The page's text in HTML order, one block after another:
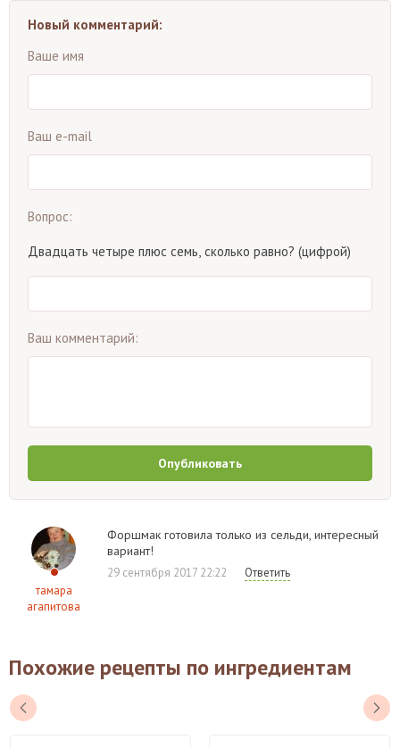
Новый комментарий:
Ваше имя
Ваш e-mail
Вопрос:
Двадцать четыре плюс семь, сколько равно? (цифрой)
Ваш комментарий:
Опубликовать
тамара
агапитова
Форшмак готовила только из сельди, интересный
вариант!
29 сентября 2017 22:22 Ответить
Похожие рецепты по ингредиентам